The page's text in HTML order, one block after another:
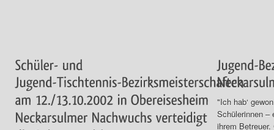
"Ich hab‘
Schülerinnen –
ihrem